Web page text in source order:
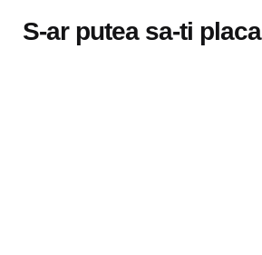
S-ar putea sa-ti placa